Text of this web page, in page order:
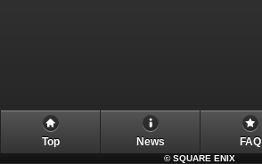
Top News FAQ
©SQUARE ENIX